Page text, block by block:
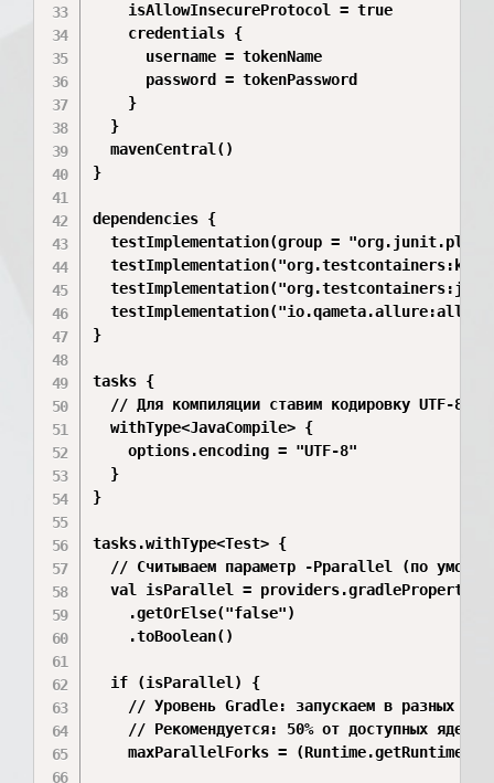
    isAllowInsecureProtocol = true
    credentials {
      username = tokenName
      password = tokenPassword
    }
  }
  mavenCentral()
}
dependencies {
testImplementation(group =
}
tasks {
  // Для компиляции ставим кодировку UTF-8
  withType<JavaCompile> {
    options.encoding = "UTF-8"
  }
}
tasks.withType<Test> {
// Считываем параметр -Pparallel (по
val isParallel =
    .getOrElse("false")
    .toBoolean()
  if (isParallel) {
// Уровень Gradle: запускаем в разных
// Рекомендуется: 50% от доступных ядер
maxParallelForks =